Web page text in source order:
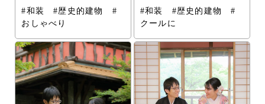
#和装 #歴史的建物 #
おしゃべり
#和装 #歴史的建物 #
クールに